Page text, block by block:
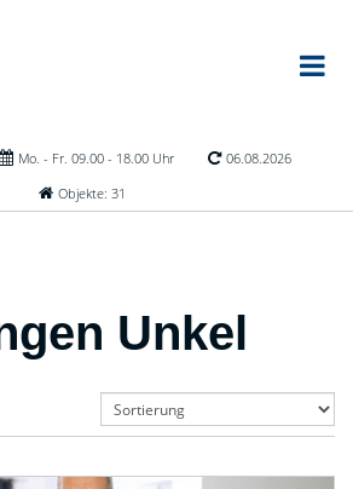
Mo. - Fr. 09.00 - 18.00 Uhr
06.08.2026
Objekte: 31
Unkel